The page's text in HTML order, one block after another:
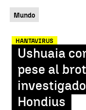
Mundo
HANTAVIRUS
Ushuaia
pese al
Hondius